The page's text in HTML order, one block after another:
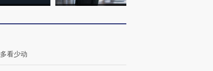
多看少动